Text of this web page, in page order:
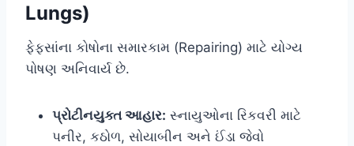
Lungs)
ફેફસાંના કોષોના સમારકામ (Repairing) માટે યોગ્ય
પોષણ અનિવાર્ય છે.
પ્રોટીનયુક્ત આહાર: સ્નાયુઓના રિકવરી માટે
પનીર, કઠોળ, સોયાબીન અને ઈંડા જેવો